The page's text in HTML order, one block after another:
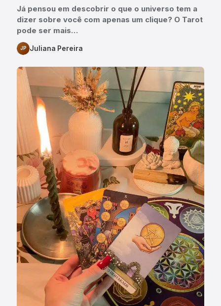
Já pensou em descobrir o que o universo tem a
dizer sobre você com apenas um clique? O Tarot
pode ser mais…
JP Juliana Pereira